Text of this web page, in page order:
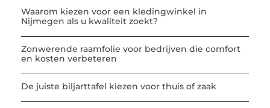
Waarom kiezen voor een kledingwinkel in
Nijmegen als u kwaliteit zoekt?
Zonwerende raamfolie voor bedrijven die comfort
en kosten verbeteren
De juiste biljarttafel kiezen voor thuis of zaak